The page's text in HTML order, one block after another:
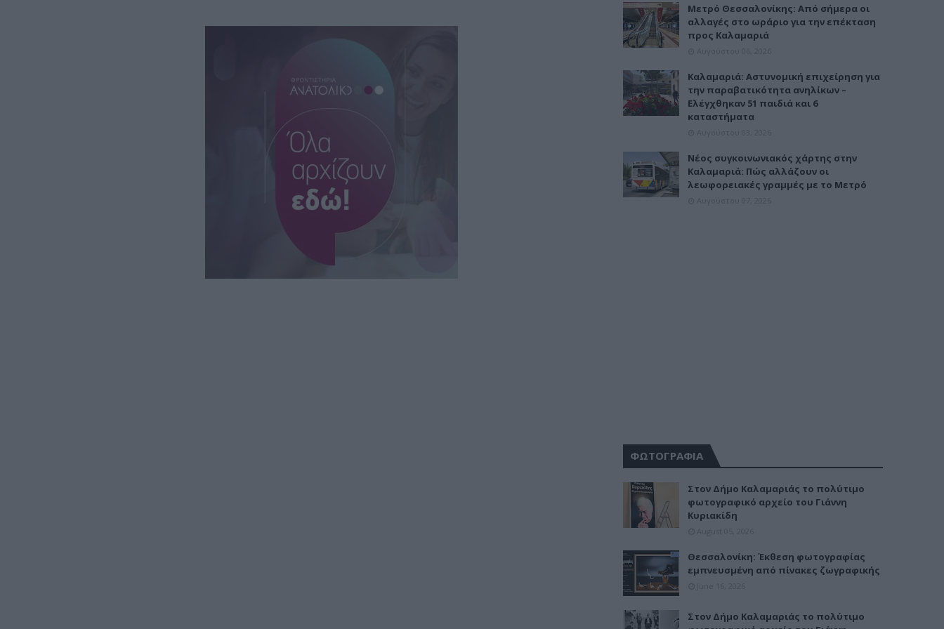
Μετρό Θεσσαλονίκης: Από σήμερα οι
αλλαγές στο ωράριο για την επέκταση
προς Καλαμαριά
Καλαμαριά: Αστυνομική επιχείρηση για
την παραβατικότητα ανηλίκων –
Ελέγχθηκαν 51 παιδιά και 6
καταστήματα
Νέος συγκοινωνιακός χάρτης στην
Καλαμαριά: Πώς αλλάζουν οι
λεωφορειακές γραμμές με το Μετρό
ΦΩΤΟΓΡΑΦΙΑ
Στον Δήμο Καλαμαριάς το πολύτιμο
φωτογραφικό αρχείο του Γιάννη
Κυριακίδη
Θεσσαλονίκη: Έκθεση φωτογραφίας
εμπνευσμένη από πίνακες ζωγραφικής
Στον Δήμο Καλαμαριάς το πολύτιμο